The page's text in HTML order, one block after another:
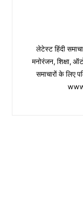
लेटेस्ट हिंदी
मनोरंजन, शिक्षा,
समाचारों के लिए